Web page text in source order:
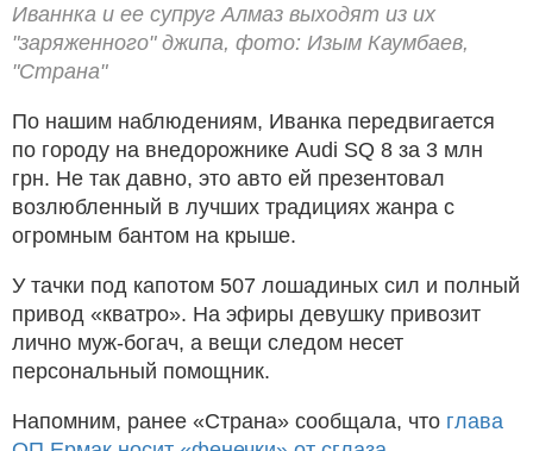
Иваннка и ее супруг Алмаз выходят из их
"заряженного" джипа, фото: Изым Каумбаев,
"Страна"
По нашим наблюдениям, Иванка передвигается
по городу на внедорожнике Audi SQ 8 за 3 млн
грн. Не так давно, это авто ей презентовал
возлюбленный в лучших традициях жанра с
огромным бантом на крыше.
У тачки под капотом 507 лошадиных сил и полный
привод «кватро». На эфиры девушку привозит
лично муж-богач, а вещи следом несет
персональный помощник.
Напомним, ранее «Страна» сообщала, что глава